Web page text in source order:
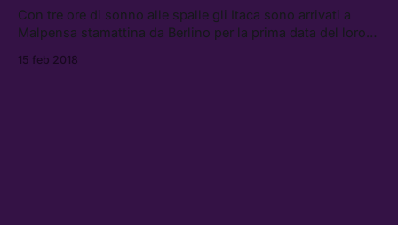
Con tre ore di sonno alle spalle gli Itaca sono arrivati a
Malpensa stamattina da Berlino per la prima data del loro
15 feb 2018